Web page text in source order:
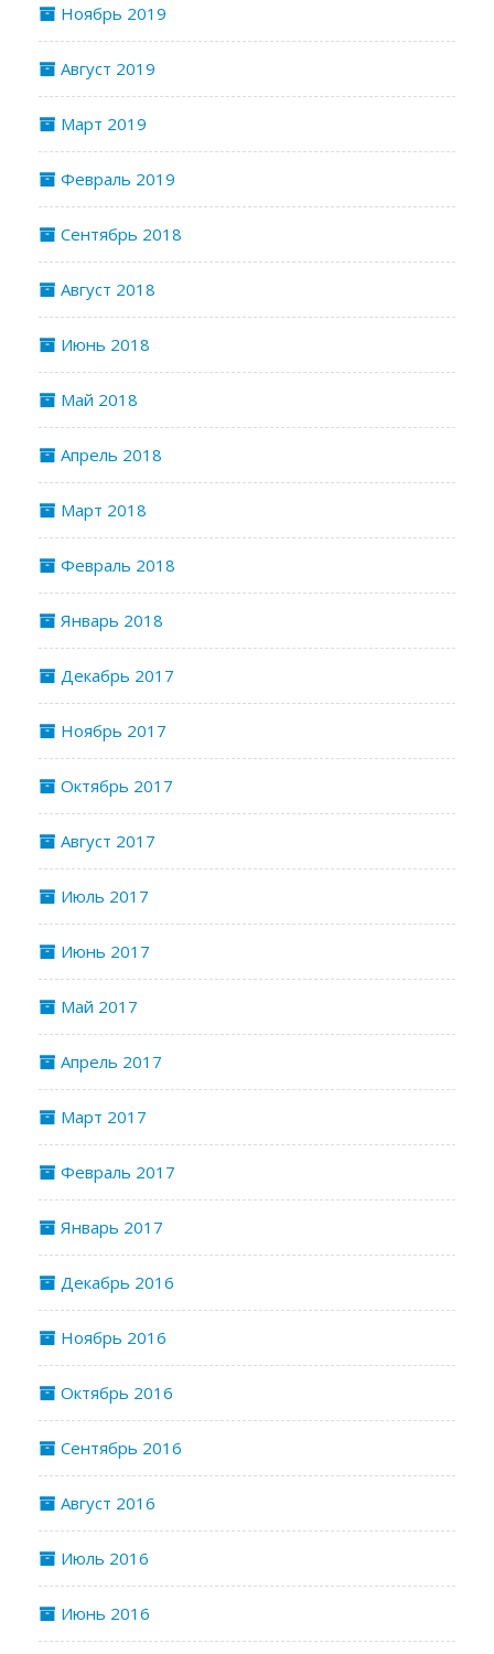
Ноябрь 2019
Август 2019
Март 2019
Февраль 2019
Сентябрь 2018
Август 2018
Июнь 2018
Май 2018
Апрель 2018
Март 2018
Февраль 2018
Январь 2018
Декабрь 2017
Ноябрь 2017
Октябрь 2017
Август 2017
Июль 2017
Июнь 2017
Май 2017
Апрель 2017
Март 2017
Февраль 2017
Январь 2017
Декабрь 2016
Ноябрь 2016
Октябрь 2016
Сентябрь 2016
Август 2016
Июль 2016
Июнь 2016